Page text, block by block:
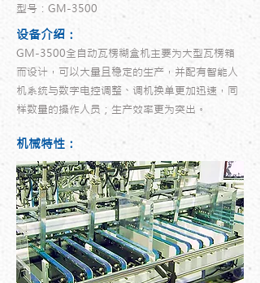
型号：GM-3500
设备介绍：
GM-3500全自动瓦楞糊盒机主要为大型瓦楞箱
而设计，可以大量且稳定的生产，并配有智能人
机系统与数字电控调整、调机换单更加迅速，同
样数量的操作人员；生产效率更为突出。
机械特性：